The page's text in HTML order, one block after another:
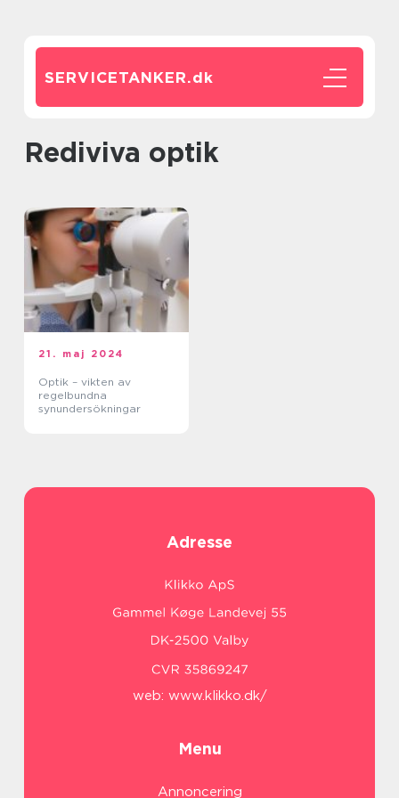
SERVICETANKER.dk
Rediviva optik
21. maj 2024
Optik – vikten av
regelbundna
synundersökningar
Adresse
web: www.klikko.dk/
Menu
Annoncering